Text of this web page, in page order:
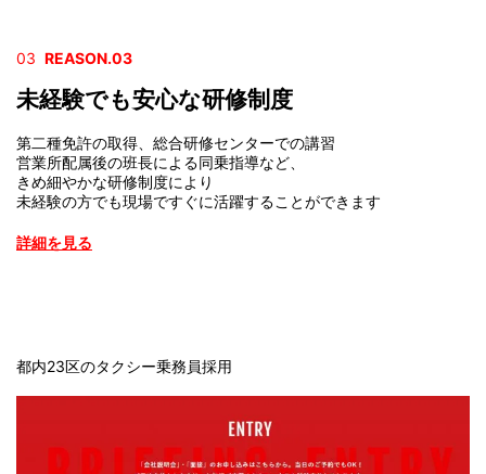
03 REASON.03
未経験でも安心な研修制度
第二種免許の取得、総合研修センターでの講習
営業所配属後の班長による同乗指導など、
きめ細やかな研修制度により
未経験の方でも現場ですぐに活躍することができます
詳細を見る
都内23区のタクシー乗務員採用